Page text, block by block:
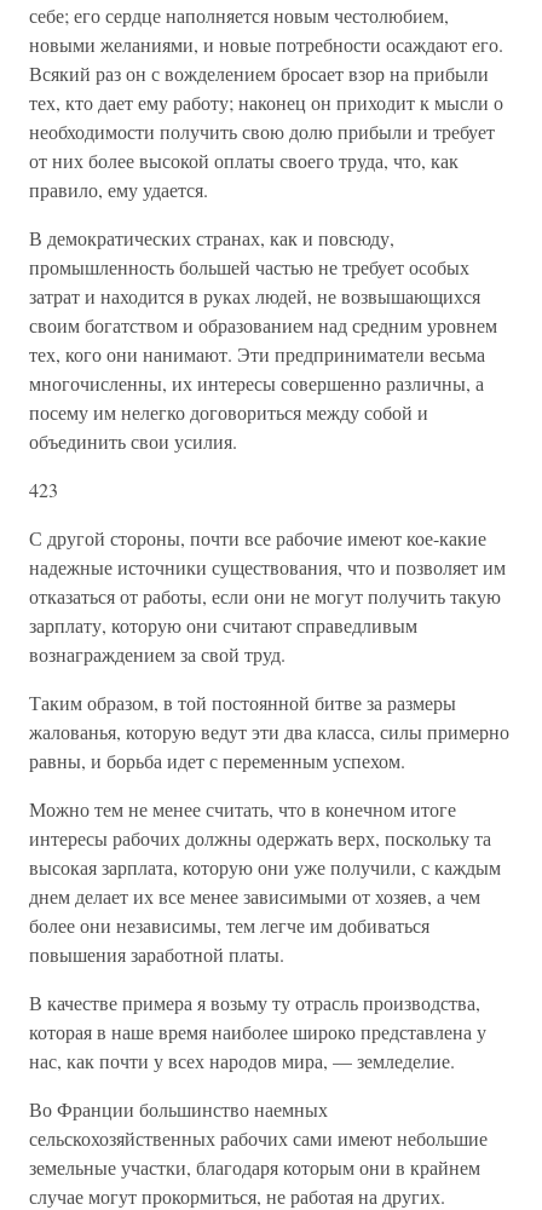
себе; его сердце наполняется новым честолюбием,
новыми желаниями, и новые потребности осаждают его.
Всякий раз он с вожделением бросает взор на прибыли
тех, кто дает ему работу; наконец он приходит к мысли о
необходимости получить свою долю прибыли и требует
от них более высокой оплаты своего труда, что, как
правило, ему удается.
В демократических странах, как и повсюду,
промышленность большей частью не требует особых
затрат и находится в руках людей, не возвышающихся
своим богатством и образованием над средним уровнем
тех, кого они нанимают. Эти предприниматели весьма
многочисленны, их интересы совершенно различны, а
посему им нелегко договориться между собой и
объединить свои усилия.
423
С другой стороны, почти все рабочие имеют кое-какие
надежные источники существования, что и позволяет им
отказаться от работы, если они не могут получить такую
зарплату, которую они считают справедливым
вознаграждением за свой труд.
Таким образом, в той постоянной битве за размеры
жалованья, которую ведут эти два класса, силы примерно
равны, и борьба идет с переменным успехом.
Можно тем не менее считать, что в конечном итоге
интересы рабочих должны одержать верх, поскольку та
высокая зарплата, которую они уже получили, с каждым
днем делает их все менее зависимыми от хозяев, а чем
более они независимы, тем легче им добиваться
повышения заработной платы.
В качестве примера я возьму ту отрасль производства,
которая в наше время наиболее широко представлена у
нас, как почти у всех народов мира, — земледелие.
Во Франции большинство наемных
сельскохозяйственных рабочих сами имеют небольшие
земельные участки, благодаря которым они в крайнем
случае могут прокормиться, не работая на других.